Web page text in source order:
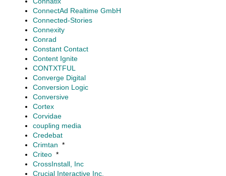
ConnectAd Realtime GmbH
Connected-Stories
Connexity
Conrad
Constant Contact
Content Ignite
CONTXTFUL
Converge Digital
Conversion Logic
Conversive
Cortex
Corvidae
coupling media
Credebat
Crimtan *
Criteo *
CrossInstall, Inc
Crucial Interactive Inc.